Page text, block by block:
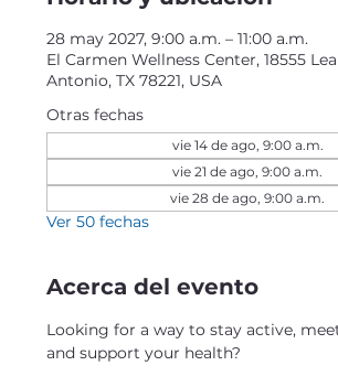
28 may 2027, 9:00 a.m. – 11:00 a.m.
El Carmen Wellness Center, 18555
Antonio, TX 78221, USA
Otras fechas
vie 14 de ago, 9:00 a.m.
vie 21 de ago, 9:00 a.m.
vie 28 de ago, 9:00 a.m.
Ver 50 fechas
Acerca del evento
Looking for a way to stay active,
and support your health?